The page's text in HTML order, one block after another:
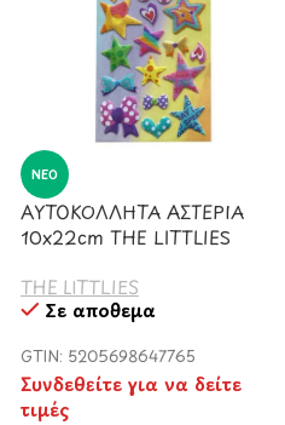
ΝΈΟ
ΑΥΤΟΚΟΛΛΗΤΑ ΑΣΤΕΡΙΑ
10x22cm THE LITTLIES
THE LITTLIES
Σε απόθεμα
GTIN: 5205698647765
Συνδεθείτε για να δείτε
τιμές